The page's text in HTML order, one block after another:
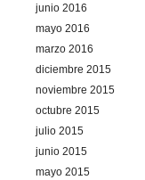
junio 2016
mayo 2016
marzo 2016
diciembre 2015
noviembre 2015
octubre 2015
julio 2015
junio 2015
mayo 2015